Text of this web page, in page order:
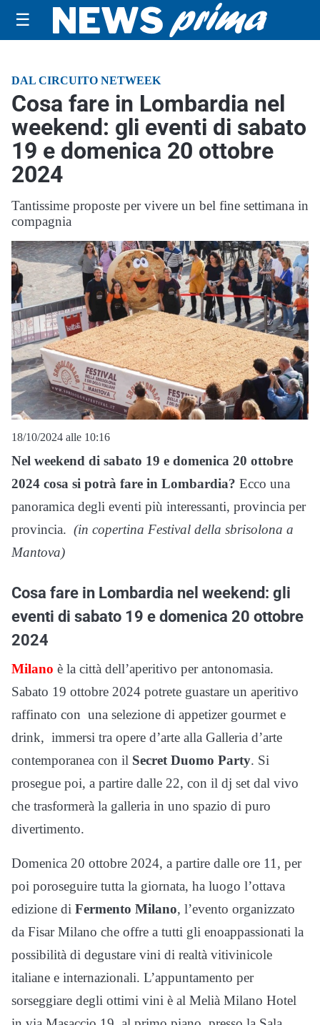
☰
DAL CIRCUITO NETWEEK
Cosa fare in Lombardia nel
weekend: gli eventi di sabato
19 e domenica 20 ottobre
2024
Tantissime proposte per vivere un bel fine settimana in
compagnia
18/10/2024 alle 10:16
Nel weekend di sabato 19 e domenica 20 ottobre
2024 cosa si potrà fare in Lombardia? Ecco una
panoramica degli eventi più interessanti, provincia per
provincia. (in copertina Festival della sbrisolona a
Mantova)
Cosa fare in Lombardia nel weekend: gli
eventi di sabato 19 e domenica 20 ottobre
2024
Milano è la città dell’aperitivo per antonomasia.
Sabato 19 ottobre 2024 potrete guastare un aperitivo
raffinato con una selezione di appetizer gourmet e
drink, immersi tra opere d’arte alla Galleria d’arte
contemporanea con il Secret Duomo Party. Si
prosegue poi, a partire dalle 22, con il dj set dal vivo
che trasformerà la galleria in uno spazio di puro
divertimento.
Domenica 20 ottobre 2024, a partire dalle ore 11, per
poi poroseguire tutta la giornata, ha luogo l’ottava
edizione di Fermento Milano, l’evento organizzato
da Fisar Milano che offre a tutti gli enoappassionati la
possibilità di degustare vini di realtà vitivinicole
italiane e internazionali. L’appuntamento per
sorseggiare degli ottimi vini è al Melià Milano Hotel